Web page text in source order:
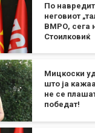
По
неговиот
ВМРО, сега
Стоилковиќ
Мицкоски
што ја
не се
победат!